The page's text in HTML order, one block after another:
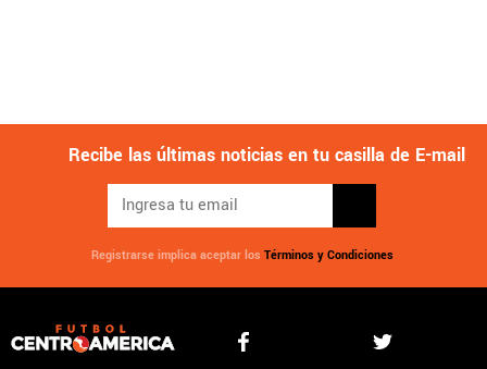
Recibe las últimas noticias en tu casilla de E-mail
Registrarse implica aceptar los Términos y Condiciones